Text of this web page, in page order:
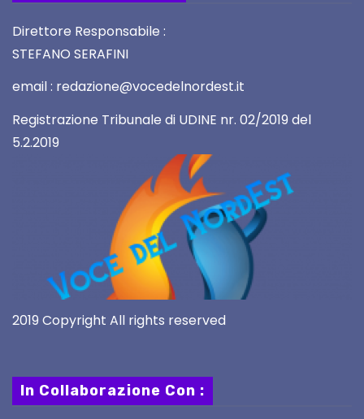
Direttore Responsabile :
STEFANO SERAFINI
email : redazione@vocedelnordest.it
Registrazione Tribunale di UDINE nr. 02/2019 del
5.2.2019
2019 Copyright All rights reserved
In Collaborazione Con :